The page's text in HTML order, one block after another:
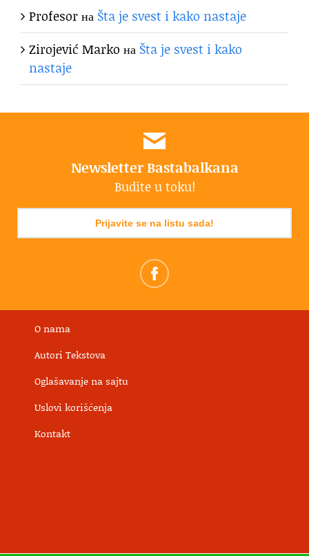
Profesorна Šta je svest i kako nastaje
Zirojević Marko на Šta je svest i kako
nastaje
Newsletter Bastabalkana
Budite u toku!
Prijavite se na listu sada!
O nama
Autori Tekstova
Oglašavanje na sajtu
Uslovi korišćenja
Kontakt